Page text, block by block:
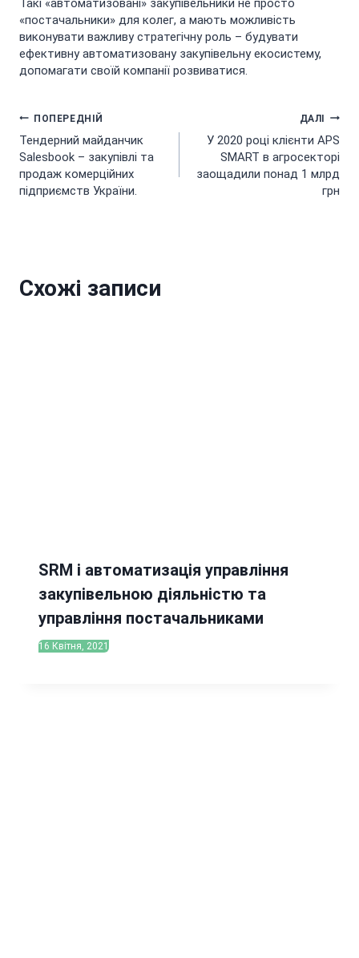
Такі «автоматизовані» закупівельники не просто
«постачальники» для колег, а мають можливість
виконувати важливу стратегічну роль – будувати
ефективну автоматизовану закупівельну екосистему,
допомагати своїй компанії розвиватися.
Навігація
записів
ПОПЕРЕДНІЙ
Тендерний майданчик
Salesbook – закупівлі та
продаж комерційних
підприємств України.
ДАЛІ
У 2020 році клієнти APS
SMART в агросекторі
заощадили понад 1 млрд
грн
Схожі записи
SRM і автоматизація управління
закупівельною діяльністю та
управління постачальниками
16 Квітня, 2021